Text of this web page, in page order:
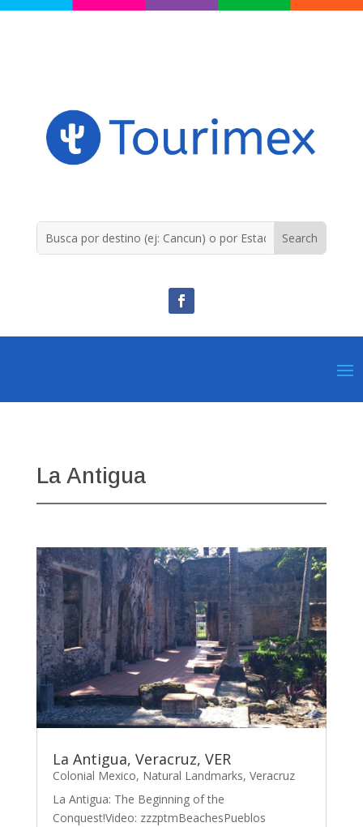
La Antigua
La Antigua, Veracruz, VER
Colonial Mexico, Natural Landmarks, Veracruz
La Antigua: The Beginning of the
Conquest!Video: zzzptmBeachesPueblos